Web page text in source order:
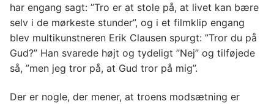
har engang sagt: ”Tro er at stole på, at livet kan bære
selv i de mørkeste stunder”, og i et filmklip engang
blev multikunstneren Erik Clausen spurgt: ”Tror du på
Gud?” Han svarede højt og tydeligt ”Nej” og tilføjede
så, ”men jeg tror på, at Gud tror på mig”.
Der er nogle, der mener, at troens modsætning er